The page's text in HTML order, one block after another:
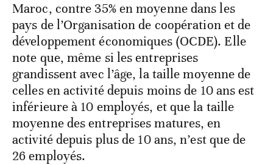
Maroc, contre 35% en moyenne dans les
pays de l’Organisation de coopération et de
développement économiques (OCDE). Elle
note que, même si les entreprises
grandissent avec l’âge, la taille moyenne de
celles en activité depuis moins de 10 ans est
inférieure à 10 employés, et que la taille
moyenne des entreprises matures, en
activité depuis plus de 10 ans, n’est que de
26 employés.